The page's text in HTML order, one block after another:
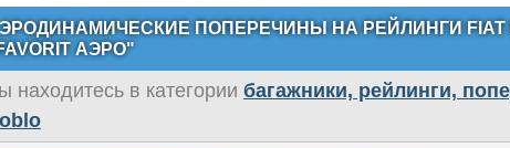
ПОПЕРЕЧИНЫ НА РЕЙЛИНГИ FIAT
АЭРО"
находитесь в категории багажники, рейлинги,